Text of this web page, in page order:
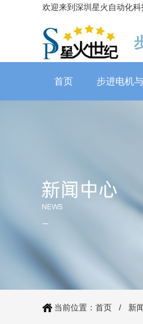
欢迎来到深圳星火自动化
首页 步进电机
当前位置： 首页 / 新
86系列步进电机（